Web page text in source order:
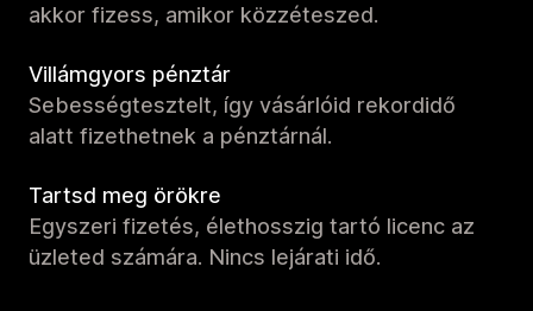
akkor fizess, amikor közzéteszed.
Villámgyors pénztár
Sebességtesztelt, így vásárlóid rekordidő
alatt fizethetnek a pénztárnál.
Tartsd meg örökre
Egyszeri fizetés, élethosszig tartó licenc az
üzleted számára. Nincs lejárati idő.